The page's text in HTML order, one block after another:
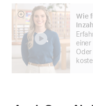
Wie
Mehr
anzeigen